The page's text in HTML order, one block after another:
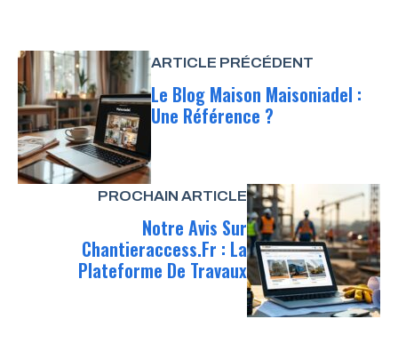
ARTICLE PRÉCÉDENT
Le Blog Maison Maisoniadel :
Une Référence ?
PROCHAIN ARTICLE
Notre Avis Sur
Chantieraccess.fr : La
Plateforme De Travaux